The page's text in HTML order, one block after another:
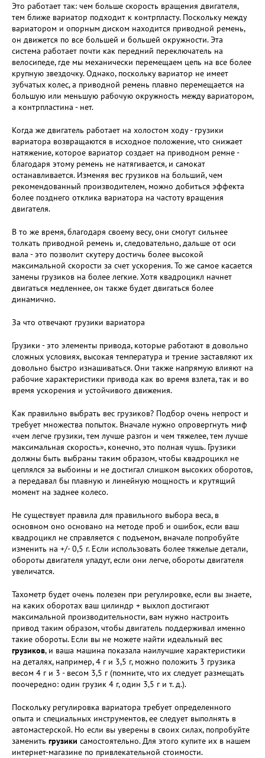
Это работает так: чем больше скорость вращения двигателя,
тем ближе вариатор подходит к контрпласту. Поскольку между
вариатором и опорным диском находится приводной ремень,
он движется по все большей и большей окружности. Эта
система работает почти как передний переключатель на
велосипеде, где мы механически перемещаем цепь на все более
крупную звездочку. Однако, поскольку вариатор не имеет
зубчатых колес, а приводной ремень плавно перемещается на
большую или меньшую рабочую окружность между вариатором,
а контрпластина - нет.
Когда же двигатель работает на холостом ходу - грузики
вариатора возвращаются в исходное положение, что снижает
натяжение, которое вариатор создает на приводном ремне -
благодаря этому ремень не натягивается, и самокат
останавливается. Изменяя вес грузиков на больший, чем
рекомендованный производителем, можно добиться эффекта
более позднего отклика вариатора на частоту вращения
двигателя.
В то же время, благодаря своему весу, они смогут сильнее
толкать приводной ремень и, следовательно, дальше от оси
вала - это позволит скутеру достичь более высокой
максимальной скорости за счет ускорения. То же самое касается
замены грузиков на более легкие. Хотя квадроцикл начнет
двигаться медленнее, он также будет двигаться более
динамично.
За что отвечают грузики вариатора
Грузики - это элементы привода, которые работают в довольно
сложных условиях, высокая температура и трение заставляют их
довольно быстро изнашиваться. Они также напрямую влияют на
рабочие характеристики привода как во время взлета, так и во
время ускорения и устойчивого движения.
Как правильно выбрать вес грузиков? Подбор очень непрост и
требует множества попыток. Вначале нужно опровергнуть миф
«чем легче грузики, тем лучше разгон и чем тяжелее, тем лучше
максимальная скорость», конечно, это полная чушь. Грузики
должны быть выбраны таким образом, чтобы квадроцикл не
цеплялся за выбоины и не достигал слишком высоких оборотов,
а передавал бы плавную и линейную мощность и крутящий
момент на заднее колесо.
Не существует правила для правильного выбора веса, в
основном оно основано на методе проб и ошибок, если ваш
квадроцикл не справляется с подъемом, вначале попробуйте
изменить на +/- 0,5 г. Если использовать более тяжелые детали,
обороты двигателя упадут, если они легче, обороты двигателя
увеличатся.
Тахометр будет очень полезен при регулировке, если вы знаете,
на каких оборотах ваш цилиндр + выхлоп достигают
максимальной производительности, вам нужно настроить
привод таким образом, чтобы двигатель поддерживал именно
такие обороты. Если вы не можете найти идеальный вес
грузиков, и ваша машина показала наилучшие характеристики
на деталях, например, 4 г и 3,5 г, можно положить 3 грузика
весом 4 г и 3 - весом 3,5 г (помните, что их следует размещать
поочередно: один грузик 4 г, один 3,5 г и т. д.).
Поскольку регулировка вариатора требует определенного
опыта и специальных инструментов, ее следует выполнять в
автомастерской. Но если вы уверены в своих силах, попробуйте
заменить грузики самостоятельно. Для этого купите их в нашем
интернет-магазине по привлекательной стоимости.